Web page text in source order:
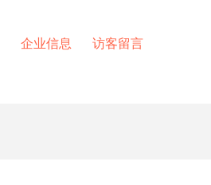
企业信息 访客留言